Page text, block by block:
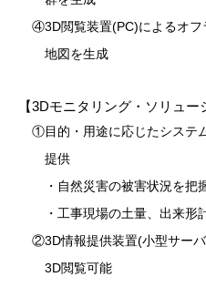
④3D閲覧装置(PC)によるオフ
地図を生成
【3Dモニタリング・ソリュー
①目的・用途に応じたシステ
提供
・自然災害の被害状況を把
・工事現場の土量、出来
②3D情報提供装置(小型サー
3D閲覧可能